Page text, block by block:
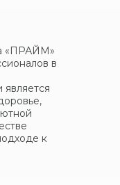
«ПРАЙМ»
в
является
к